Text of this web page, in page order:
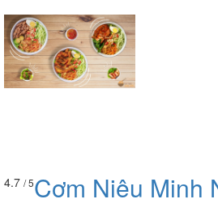
4.7 / 5Cơm Niêu Minh